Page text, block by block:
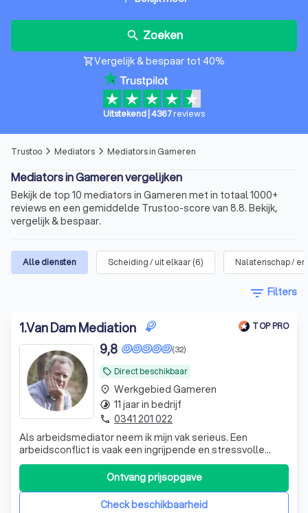
search Zoeken
shopping_cartVergelijk & bespaar tot 40%
Uitstekend 4367reviews
Trustoo arrow_forward_ios Mediators arrow_forward_ios Mediators in Gameren
Mediators in Gameren vergelijken
Bekijk de top 10 mediators in Gameren met in totaal 1000+
reviews en een gemiddelde Trustoo-score van 8.8. Bekijk,
vergelijk & bespaar.
Alle diensten Scheiding / uit elkaar(6) Nalatenschap /
filter_list Filters
1.Van Dam Mediation TOP PRO
local_offer Direct beschikbaar
(32)
9,8
Als arbeidsmediator neem ik mijn vak serieus. Een
arbeidsconflict is vaak een ingrijpende en stressvolle
situatie, die grote gevolgen kan hebben voor iemands
werk, gezondheid en toekomst.
Check beschikbaarheid
Ontvang prijsopgave
place Werkgebied Gameren
timelapse 11 jaar in bedrijf
phone 0341 201 022